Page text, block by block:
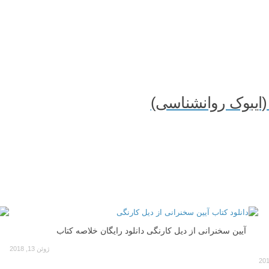
(ایبوک روانشناسی)
آیین سخنرانی از دیل کارنگی دانلود رایگان خلاصه کتاب
ژوئن 13, 2018